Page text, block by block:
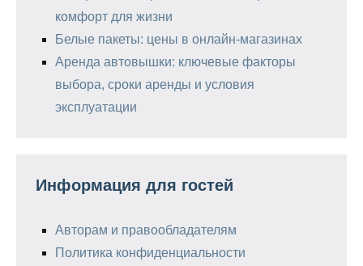
комфорт для жизни
Белые пакеты: цены в онлайн-магазинах
Аренда автовышки: ключевые факторы
выбора, сроки аренды и условия
эксплуатации
Информация для гостей
Авторам и правообладателям
Политика конфиденциальности